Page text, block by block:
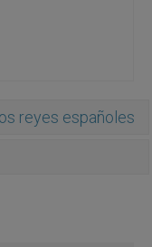
reyes españoles